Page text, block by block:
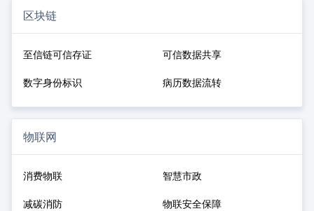
区块链
至信链可信存证
可信数据共享
数字身份标识
病历数据流转
物联网
消费物联
智慧市政
减碳消防
物联安全保障